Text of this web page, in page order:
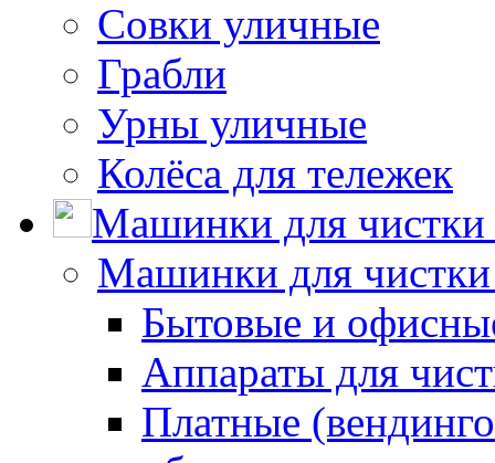
Совки уличные
Грабли
Урны уличные
Колёса для тележек
Машинки для чистки
Машинки для
Бытовые и
Аппараты для
Платные